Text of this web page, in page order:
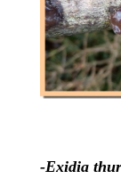
-Exidia